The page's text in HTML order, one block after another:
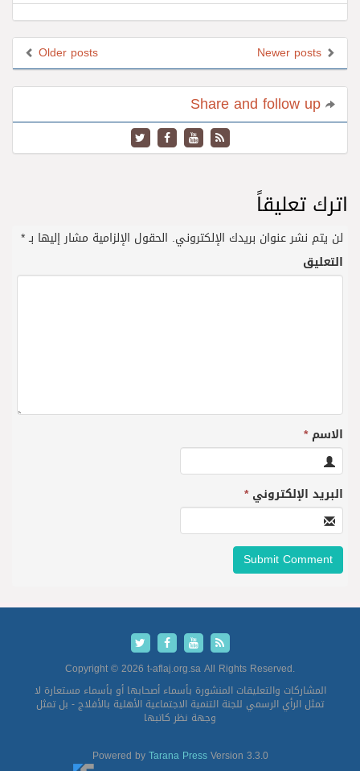
Older posts
اترك تعليقاً
لن يتم نشر عنوان بريدك الإلكتروني. الحقول الإلزامية مشار إليها بـ*
التعليق
الاسم*
البريد الإلكتروني*
Copyright © 2026 t-aflaj.org.sa All Rights Reserved.
المشاركات والتعليقات المنشورة بأسماء أصحابها أو بأسماء مستعارة لا
تمثل الرأي الرسمي للجنة التنمية الاجتماعية الأهلية بالأفلاج - بل تمثل
وجهة نظر كاتبها
Powered byTarana PressVersion 3.3.0